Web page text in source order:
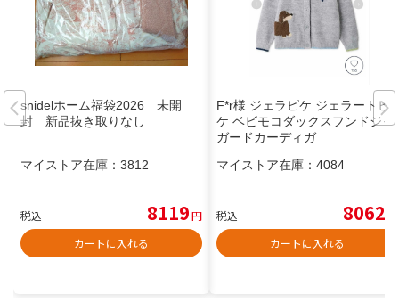
snidelホーム福袋2026 未開
封 新品抜き取りなし
マイストア在庫： 3812
税込 8119円
カートに入れる
F*r様 ジェラピケ ジェラートピ
ケ ベビモコダックスフンドジャ
ガードカーディガ
マイストア在庫： 4084
税込 8062
カートに入れる